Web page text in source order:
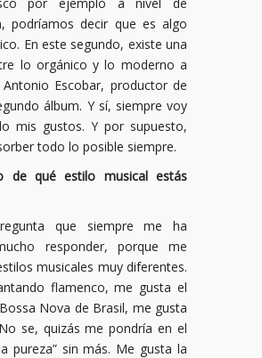
podríamos decir que es algo
En este segundo, existe una
lo orgánico y lo moderno a
Escobar, productor de
álbum. Y sí, siempre voy
mis gustos. Y por supuesto,
todo lo posible siempre.
de quéestilo musical estás
que siempre me ha
responder, porque me
musicales muy diferentes.
flamenco, me gusta el
Nova de Brasil, me gusta
se, quizás me pondría en el
pureza” sin más. Me gusta la